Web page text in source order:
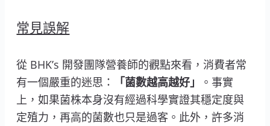
常見誤解
從 BHK’s 開發團隊營養師的觀點來看，消費者常
有一個嚴重的迷思：
「菌數越高越好」
。事實
上，如果菌株本身沒有經過科學實證其穩定度與
定殖力，再高的菌數也只是過客。此外，許多消